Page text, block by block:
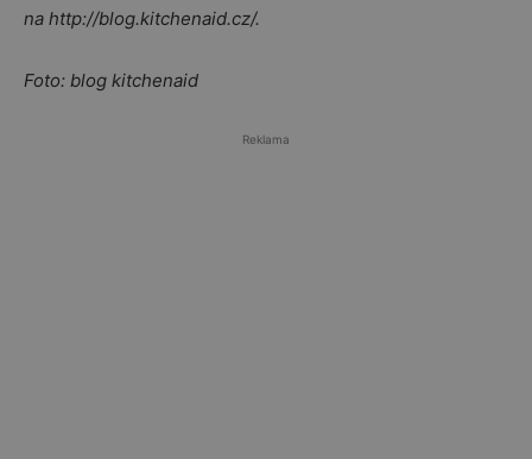
na http://blog.kitchenaid.cz/.
Foto: blog kitchenaid
Reklama